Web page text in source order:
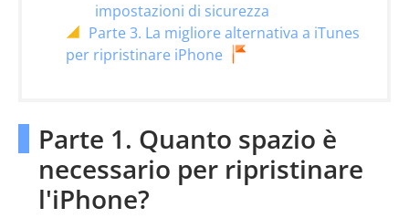
impostazioni di sicurezza
Parte 3. La migliore alternativa a iTunes
per ripristinare iPhone
Parte 1. Quanto spazio è
necessario per ripristinare
l'iPhone?